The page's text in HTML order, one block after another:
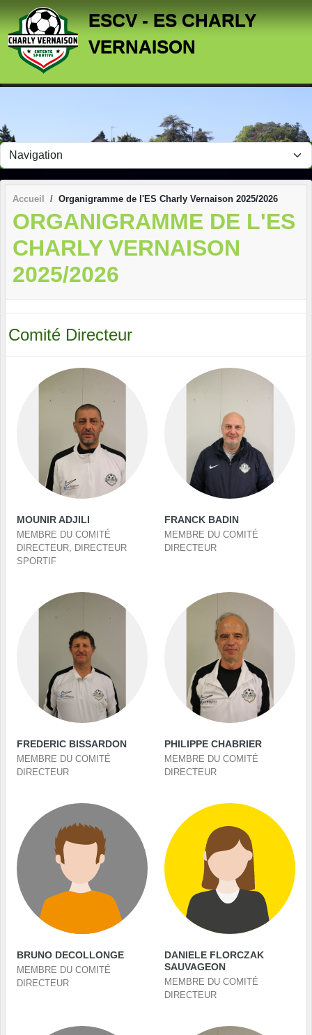
ESCV - ES CHARLY
VERNAISON
Accueil Organigramme de l'ES Charly Vernaison 2025/2026
ORGANIGRAMME DE L'ES
CHARLY VERNAISON
2025/2026
Comité Directeur
MOUNIR ADJILI
MEMBRE DU COMITÉ
DIRECTEUR, DIRECTEUR
SPORTIF
FRANCK BADIN
MEMBRE DU COMITÉ
DIRECTEUR
FREDERIC BISSARDON
MEMBRE DU COMITÉ
DIRECTEUR
PHILIPPE CHABRIER
MEMBRE DU COMITÉ
DIRECTEUR
BRUNO DECOLLONGE
MEMBRE DU COMITÉ
DIRECTEUR
DANIELE FLORCZAK
SAUVAGEON
MEMBRE DU COMITÉ
DIRECTEUR
Panneau de gestion des cookies